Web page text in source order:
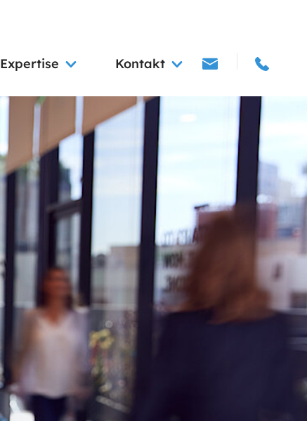
Expertise Kontakt